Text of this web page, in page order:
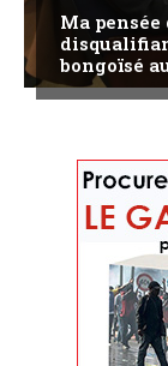
Ma pensée
bongoïsé